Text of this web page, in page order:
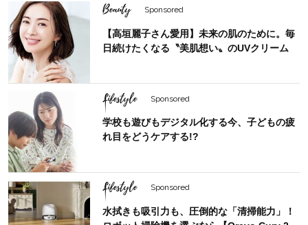
Beauty Sponsored
【高垣麗子さん愛用】未来の肌のために。毎
日続けたくなる〝美肌想い〟のUVクリーム
Lifestyle Sponsored
学校も遊びもデジタル化する今、子どもの疲
れ目をどうケアする!?
Lifestyle Sponsored
水拭きも吸引力も、圧倒的な「清掃能力」！